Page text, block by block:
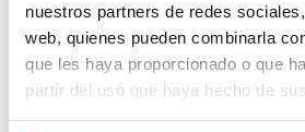
nuestros partners de redes
web, quienes pueden combinarla
que les haya proporcionado o que
partir del uso que haya hecho de
Quali sono i sintomi dopo un